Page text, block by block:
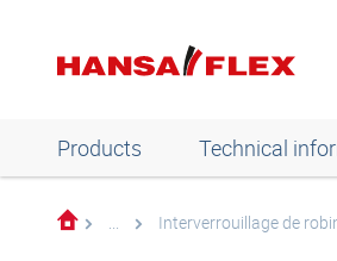
Products Technical
... Interverrouillage de